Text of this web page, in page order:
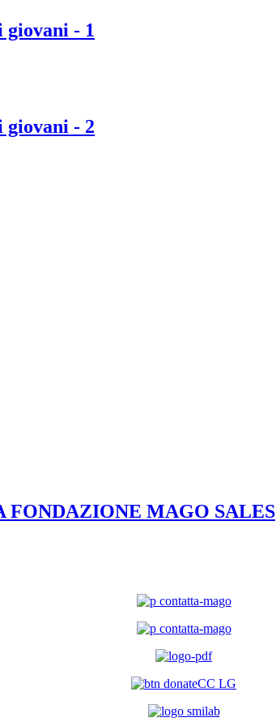
giovani - 1
giovani - 2
MAGO SALES